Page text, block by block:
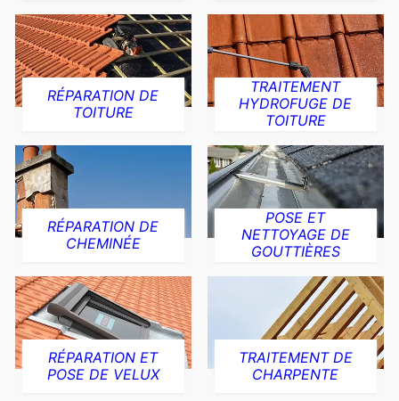
RÉPARATION DE
TOITURE
TRAITEMENT
HYDROFUGE DE
TOITURE
RÉPARATION DE
CHEMINÉE
POSE ET
NETTOYAGE DE
GOUTTIÈRES
RÉPARATION ET
POSE DE VELUX
TRAITEMENT DE
CHARPENTE